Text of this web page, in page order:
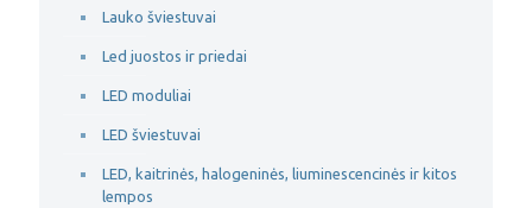
Lauko šviestuvai
Led juostos ir priedai
LED moduliai
LED šviestuvai
LED, kaitrinės, halogeninės, liuminescencinės ir kitos
lempos